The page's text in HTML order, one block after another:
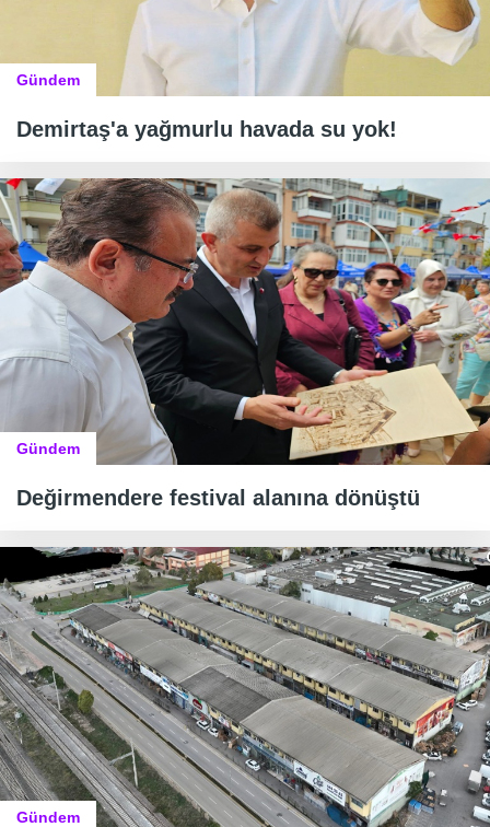
Gündem
Demirtaş'a yağmurlu havada su yok!
Gündem
Değirmendere festival alanına dönüştü
Gündem